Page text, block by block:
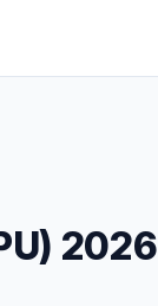
2026